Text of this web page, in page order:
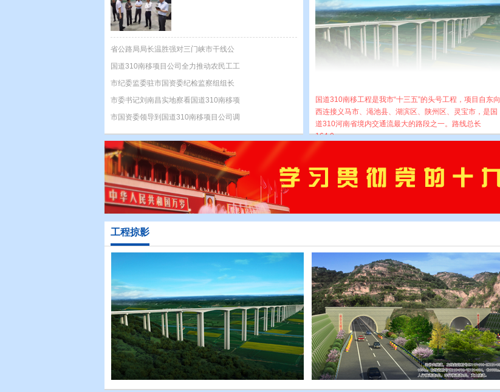
省公路局局长温胜强对三门峡市干线公
路工作作出...
国道310南移项目公司全力推动农民工工
资支付工作
市纪委监委驻市国资委纪检监察组组长
周育红深入...
市委书记刘南昌实地察看国道310南移项
目疫情...
市国资委领导到国道310南移项目公司调
研指导工作
国道310南移工程是我市“十三五”的头号工程，项目自东向
西连接义马市、渑池县、湖滨区、陕州区、灵宝市，是国
道310河南省境内交通流最大的路段之一。路线总长
164.0...
工程掠影